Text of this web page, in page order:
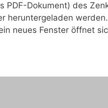
PDF-Dokument) des
heruntergeladen werden.
neues Fenster öffnet